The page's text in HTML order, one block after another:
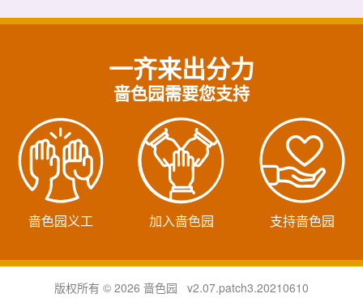
一齐来出分力
啬色园需要您支持
啬色园义工 加入啬色园 支持啬色园
版权所有 © 2026 啬色园 v2.07.patch3.20210610